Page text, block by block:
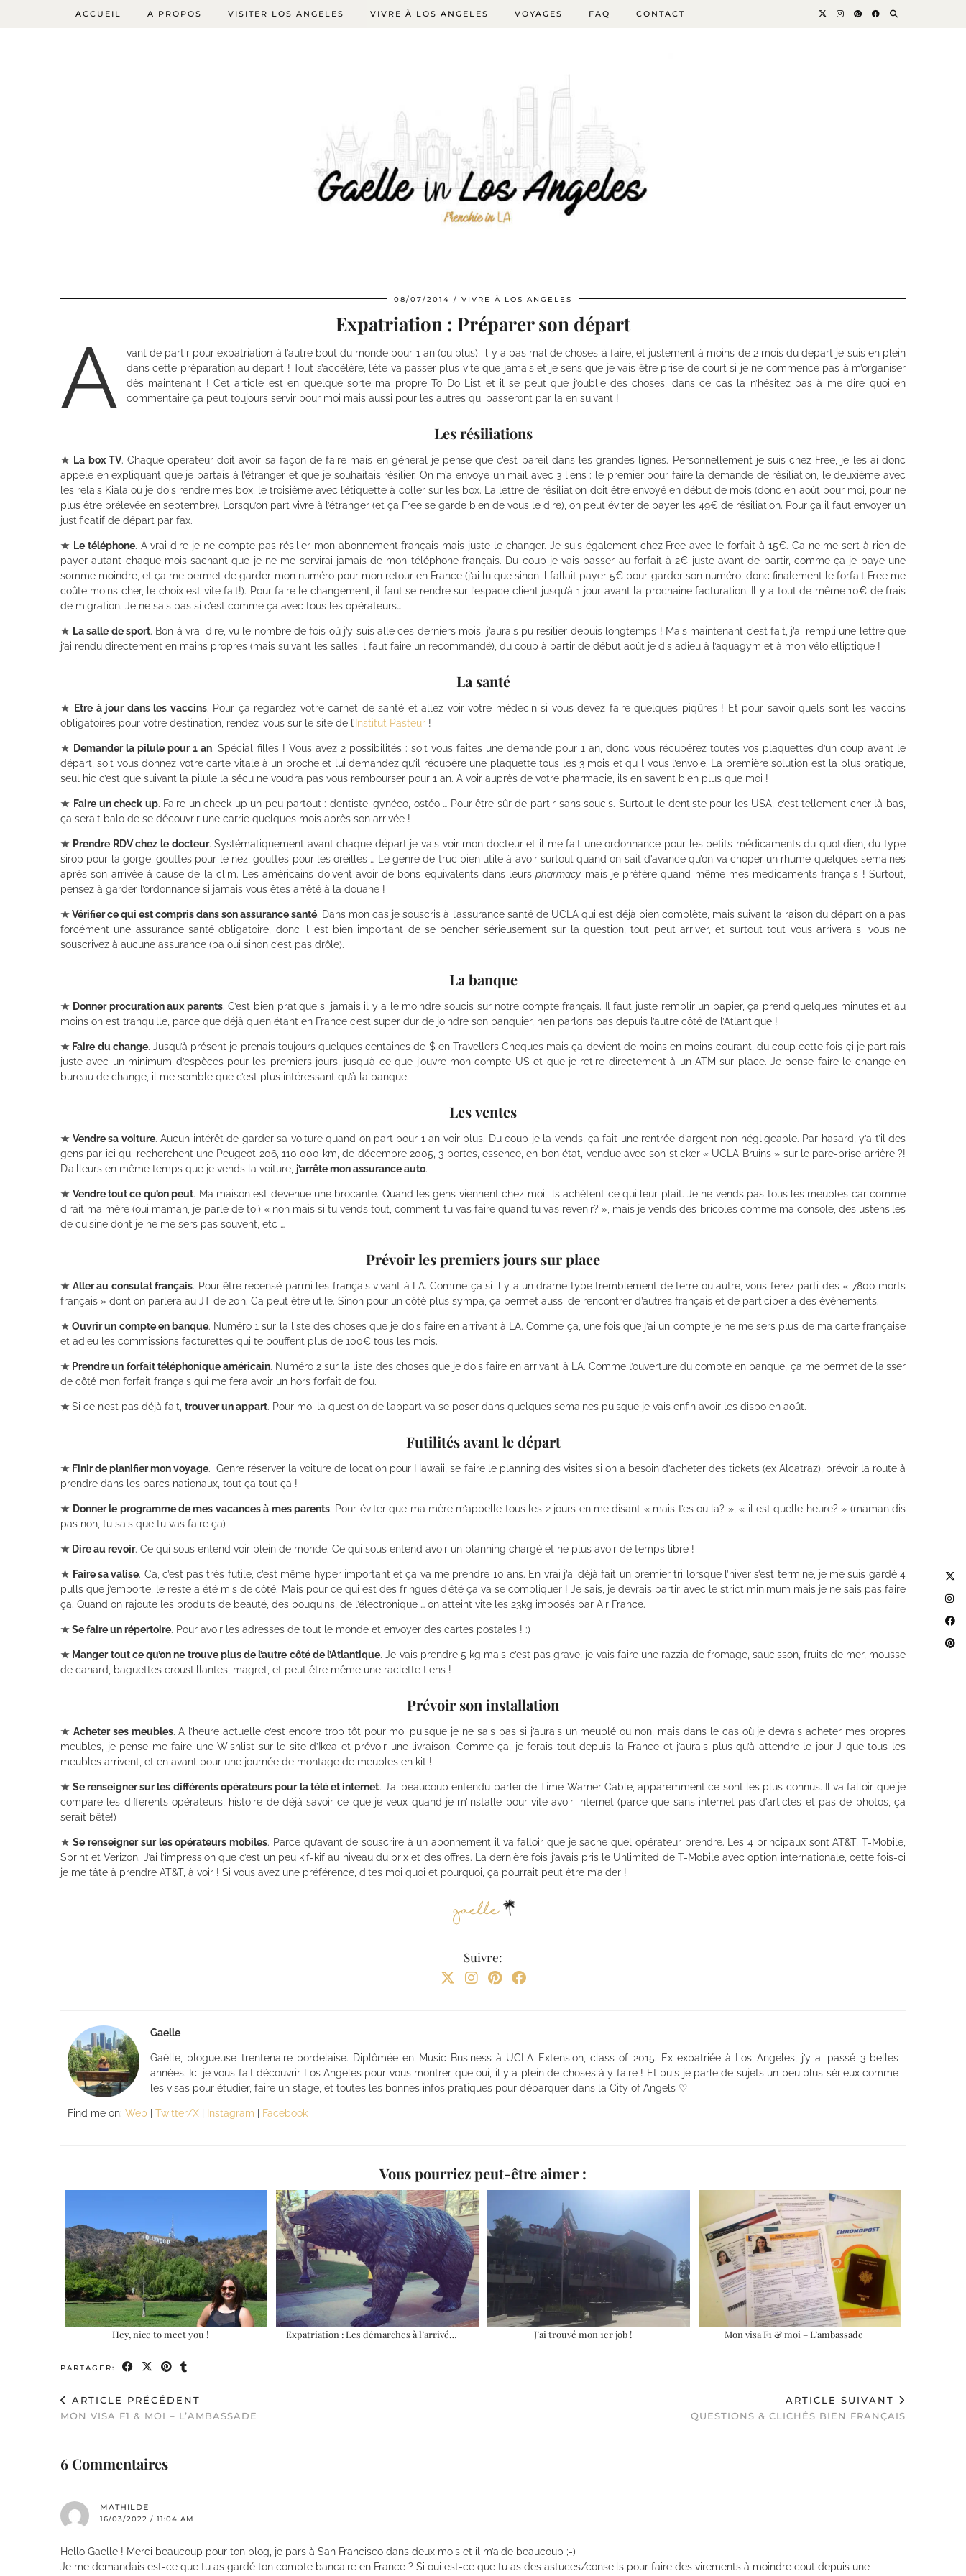
ACCUEIL A PROPOS VISITER LOS ANGELES VIVRE À LOS ANGELES VOYAGES FAQ CONTACT
08/07/2014 VIVRE À LOS ANGELES
Expatriation : Préparer son départ
A
vant de partir pour expatriation à l’autre bout du monde pour 1 an (ou plus), il y a pas mal de choses à faire, et justement à moins de 2 mois du départ je suis en plein
dans cette préparation au départ ! Tout s’accélère, l’été va passer plus vite que jamais et je sens que je vais être prise de court si je ne commence pas à m’organiser
dès maintenant ! Cet article est en quelque sorte ma propre To Do List et il se peut que j’oublie des choses, dans ce cas la n’hésitez pas à me dire quoi en
commentaire ça peut toujours servir pour moi mais aussi pour les autres qui passeront par la en suivant !
Les résiliations
★ La box TV. Chaque opérateur doit avoir sa façon de faire mais en général je pense que c’est pareil dans les grandes lignes. Personnellement je suis chez Free, je les ai donc
appelé en expliquant que je partais à l’étranger et que je souhaitais résilier. On m’a envoyé un mail avec 3 liens : le premier pour faire la demande de résiliation, le deuxième avec
les relais Kiala où je dois rendre mes box, le troisième avec l’étiquette à coller sur les box. La lettre de résiliation doit être envoyé en début de mois (donc en août pour moi, pour ne
plus être prélevée en septembre). Lorsqu’on part vivre à l’étranger (et ça Free se garde bien de vous le dire), on peut éviter de payer les 49€ de résiliation. Pour ça il faut envoyer un
justificatif de départ par fax.
★ Le téléphone. A vrai dire je ne compte pas résilier mon abonnement français mais juste le changer. Je suis également chez Free avec le forfait à 15€. Ca ne me sert à rien de
payer autant chaque mois sachant que je ne me servirai jamais de mon téléphone français. Du coup je vais passer au forfait à 2€ juste avant de partir, comme ça je paye une
somme moindre, et ça me permet de garder mon numéro pour mon retour en France (j’ai lu que sinon il fallait payer 5€ pour garder son numéro, donc finalement le forfait Free me
coûte moins cher, le choix est vite fait!). Pour faire le changement, il faut se rendre sur l’espace client jusqu’à 1 jour avant la prochaine facturation. Il y a tout de même 10€ de frais
de migration. Je ne sais pas si c’est comme ça avec tous les opérateurs…
★ La salle de sport. Bon à vrai dire, vu le nombre de fois où j’y suis allé ces derniers mois, j’aurais pu résilier depuis longtemps ! Mais maintenant c’est fait, j’ai rempli une lettre que
j’ai rendu directement en mains propres (mais suivant les salles il faut faire un recommandé), du coup à partir de début août je dis adieu à l’aquagym et à mon vélo elliptique !
La santé
★ Etre à jour dans les vaccins. Pour ça regardez votre carnet de santé et allez voir votre médecin si vous devez faire quelques piqûres ! Et pour savoir quels sont les vaccins
obligatoires pour votre destination, rendez-vous sur le site de l’Institut Pasteur !
★ Demander la pilule pour 1 an. Spécial filles ! Vous avez 2 possibilités : soit vous faites une demande pour 1 an, donc vous récupérez toutes vos plaquettes d’un coup avant le
départ, soit vous donnez votre carte vitale à un proche et lui demandez qu’il récupère une plaquette tous les 3 mois et qu’il vous l’envoie. La première solution est la plus pratique,
seul hic c’est que suivant la pilule la sécu ne voudra pas vous rembourser pour 1 an. A voir auprès de votre pharmacie, ils en savent bien plus que moi !
★ Faire un check up. Faire un check up un peu partout : dentiste, gynéco, ostéo … Pour être sûr de partir sans soucis. Surtout le dentiste pour les USA, c’est tellement cher là bas,
ça serait balo de se découvrir une carrie quelques mois après son arrivée !
★ Prendre RDV chez le docteur. Systématiquement avant chaque départ je vais voir mon docteur et il me fait une ordonnance pour les petits médicaments du quotidien, du type
sirop pour la gorge, gouttes pour le nez, gouttes pour les oreilles … Le genre de truc bien utile à avoir surtout quand on sait d’avance qu’on va choper un rhume quelques semaines
après son arrivée à cause de la clim. Les américains doivent avoir de bons équivalents dans leurspharmacy mais je préfère quand même mes médicaments français ! Surtout,
pensez à garder l’ordonnance si jamais vous êtes arrêté à la douane !
★Vérifier ce qui est compris dans son assurance santé. Dans mon cas je souscris à l’assurance santé de UCLA qui est déjà bien complète, mais suivant la raison du départ on a pas
forcément une assurance santé obligatoire, donc il est bien important de se pencher sérieusement sur la question, tout peut arriver, et surtout tout vous arrivera si vous ne
souscrivez à aucune assurance (ba oui sinon c’est pas drôle).
La banque
★ Donner procuration aux parents. C’est bien pratique si jamais il y a le moindre soucis sur notre compte français. Il faut juste remplir un papier, ça prend quelques minutes et au
moins on est tranquille, parce que déjà qu’en étant en France c’est super dur de joindre son banquier, n’en parlons pas depuis l’autre côté de l’Atlantique !
★ Faire du change. Jusqu’à présent je prenais toujours quelques centaines de $ en Travellers Cheques mais ça devient de moins en moins courant, du coup cette fois çi je partirais
juste avec un minimum d’espèces pour les premiers jours, jusqu’à ce que j’ouvre mon compte US et que je retire directement à un ATM sur place. Je pense faire le change en
bureau de change, il me semble que c’est plus intéressant qu’à la banque.
Les ventes
★ Vendre sa voiture. Aucun intérêt de garder sa voiture quand on part pour 1 an voir plus. Du coup je la vends, ça fait une rentrée d’argent non négligeable. Par hasard, y’a t’il des
gens par ici qui recherchent une Peugeot 206, 110 000 km, de décembre 2005, 3 portes, essence, en bon état, vendue avec son sticker « UCLA Bruins » sur le pare-brise arrière ?!
D’ailleurs en même temps que je vends la voiture, j’arrête mon assurance auto.
★ Vendre tout ce qu’on peut. Ma maison est devenue une brocante. Quand les gens viennent chez moi, ils achètent ce qui leur plait. Je ne vends pas tous les meubles car comme
dirait ma mère (oui maman, je parle de toi) « non mais si tu vends tout, comment tu vas faire quand tu vas revenir? », mais je vends des bricoles comme ma console, des ustensiles
de cuisine dont je ne me sers pas souvent, etc …
Prévoir les premiers jours sur place
★ Aller au consulat français. Pour être recensé parmi les français vivant à LA. Comme ça si il y a un drame type tremblement de terre ou autre, vous ferez parti des « 7800 morts
français » dont on parlera au JT de 20h. Ca peut être utile. Sinon pour un côté plus sympa, ça permet aussi de rencontrer d’autres français et de participer à des évènements.
★Ouvrir un compte en banque. Numéro 1 sur la liste des choses que je dois faire en arrivant à LA. Comme ça, une fois que j’ai un compte je ne me sers plus de ma carte française
et adieu les commissions facturettes qui te bouffent plus de 100€ tous les mois.
★ Prendre un forfait téléphonique américain. Numéro 2 sur la liste des choses que je dois faire en arrivant à LA. Comme l’ouverture du compte en banque, ça me permet de laisser
de côté mon forfait français qui me fera avoir un hors forfait de fou.
★Si ce n’est pas déjà fait, trouver un appart. Pour moi la question de l’appart va se poser dans quelques semaines puisque je vais enfin avoir les dispo en août.
Futilités avant le départ
★ Finir de planifier mon voyage. Genre réserver la voiture de location pour Hawaii, se faire le planning des visites si on a besoin d’acheter des tickets (ex Alcatraz), prévoir la route à
prendre dans les parcs nationaux, tout ça tout ça !
★ Donner le programme de mes vacances à mes parents. Pour éviter que ma mère m’appelle tous les 2 jours en me disant « mais t’es ou la? », « il est quelle heure? » (maman dis
pas non, tu sais que tu vas faire ça)
★ Dire au revoir. Ce qui sous entend voir plein de monde. Ce qui sous entend avoir un planning chargé et ne plus avoir de temps libre !
★ Faire sa valise. Ca, c’est pas très futile, c’est même hyper important et ça va me prendre 10 ans. En vrai j’ai déjà fait un premier tri lorsque l’hiver s’est terminé, je me suis gardé 4
pulls que j’emporte, le reste a été mis de côté. Mais pour ce qui est des fringues d’été ça va se compliquer ! Je sais, je devrais partir avec le strict minimum mais je ne sais pas faire
ça. Quand on rajoute les produits de beauté, des bouquins, de l’électronique … on atteint vite les 23kg imposés par Air France.
★Se faire un répertoire. Pour avoir les adresses de tout le monde et envoyer des cartes postales ! :)
★ Manger tout ce qu’on ne trouve plus de l’autre côté de l’Atlantique. Je vais prendre 5 kg mais c’est pas grave, je vais faire une razzia de fromage, saucisson, fruits de mer, mousse
de canard, baguettes croustillantes, magret, et peut être même une raclette tiens !
Prévoir son installation
★ Acheter ses meubles. A l’heure actuelle c’est encore trop tôt pour moi puisque je ne sais pas si j’aurais un meublé ou non, mais dans le cas où je devrais acheter mes propres
meubles, je pense me faire une Wishlist sur le site d’Ikea et prévoir une livraison. Comme ça, je ferais tout depuis la France et j’aurais plus qu’à attendre le jour J que tous les
meubles arrivent, et en avant pour une journée de montage de meubles en kit !
★ Se renseigner sur les différents opérateurs pour la télé et internet. J’ai beaucoup entendu parler de Time Warner Cable, apparemment ce sont les plus connus. Il va falloir que je
compare les différents opérateurs, histoire de déjà savoir ce que je veux quand je m’installe pour vite avoir internet (parce que sans internet pas d’articles et pas de photos, ça
serait bête!)
★Se renseigner sur les opérateurs mobiles. Parce qu’avant de souscrire à un abonnement il va falloir que je sache quel opérateur prendre. Les 4 principaux sont AT&T, T-Mobile,
Sprint et Verizon. J’ai l’impression que c’est un peu kif-kif au niveau du prix et des offres. La dernière fois j’avais pris le Unlimited de T-Mobile avec option internationale, cette fois-ci
je me tâte à prendre AT&T, à voir ! Si vous avez une préférence, dites moi quoi et pourquoi, ça pourrait peut être m’aider !
Suivre:
Gaelle
Gaëlle, blogueuse trentenaire bordelaise. Diplômée en Music Business à UCLA Extension, class of 2015. Ex-expatriée à Los Angeles, j’y ai passé 3 belles
années. Ici je vous fait découvrir Los Angeles pour vous montrer que oui, il y a plein de choses à y faire ! Et puis je parle de sujets un peu plus sérieux comme
les visas pour étudier, faire un stage, et toutes les bonnes infos pratiques pour débarquer dans la City of Angels ♡
Find me on: Web | Twitter/X | Instagram | Facebook
Vous pourriez peut-être aimer :
Hey, nice to meet you ! Expatriation : Les démarches à l’arrivé… J’ai trouvé mon 1er job ! Mon visa F1 & moi – L’ambassade
PARTAGER:
ARTICLE PRÉCÉDENT
MON VISA F1 & MOI – L’AMBASSADE
ARTICLE SUIVANT
QUESTIONS & CLICHÉS BIEN FRANÇAIS
6 Commentaires
MATHILDE
16/03/2022 / 11:04 AM
Hello Gaelle ! Merci beaucoup pour ton blog, je pars à San Francisco dans deux mois et il m’aide beaucoup ;-)
Je me demandais est-ce que tu as gardé ton compte bancaire en France ? Si oui est-ce que tu as des astuces/conseils pour faire des virements à moindre cout depuis une